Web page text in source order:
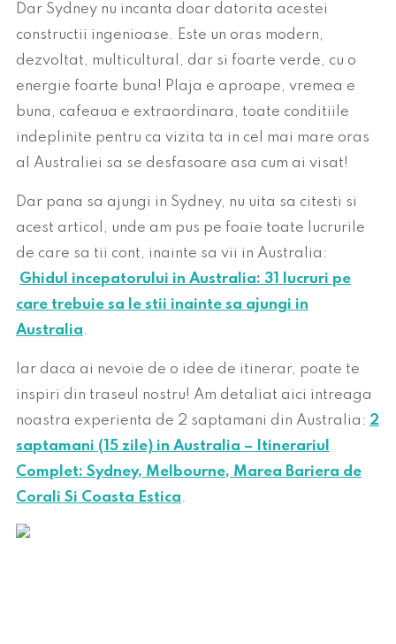
Dar Sydney nu incanta doar datorita acestei
constructii ingenioase. Este un oras modern,
dezvoltat, multicultural, dar si foarte verde, cu o
energie foarte buna! Plaja e aproape, vremea e
buna, cafeaua e extraordinara, toate conditiile
indeplinite pentru ca vizita ta in cel mai mare oras
al Australiei sa se desfasoare asa cum ai visat!
Dar pana sa ajungi in Sydney, nu uita sa citesti si
acest articol, unde am pus pe foaie toate lucrurile
de care sa tii cont, inainte sa vii in Australia:
Ghidul incepatorului in Australia: 31 lucruri pe
care trebuie sa le stii inainte sa ajungi in
Australia.
Iar daca ai nevoie de o idee de itinerar, poate te
inspiri din traseul nostru! Am detaliat aici intreaga
noastra experienta de 2 saptamani din Australia: 2
saptamani (15 zile) in Australia – Itinerariul
Complet: Sydney, Melbourne, Marea Bariera de
Corali Si Coasta Estica.